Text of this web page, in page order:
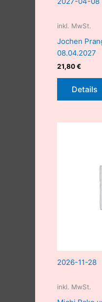
inkl. MwSt.
Jochen
08.04.2027
21,80€
Details
2026-11-28
inkl. MwSt.